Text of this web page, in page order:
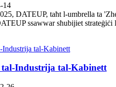
14
DATEUP, taħt l-umbrella ta
ssawwar sħubijiet
Industrija tal-Kabinett